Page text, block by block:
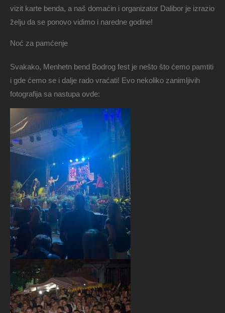
vizit karte benda, a naš domaćin i organizator Dalibor je izrazio
želju da se ponovo vidimo i naredne godine!
Noć za pamćenje
Svakako, Menhetn bend Bodrog fest je nešto što ćemo pamtiti
i gde ćemo se i dalje rado vraćati! Evo nekoliko zanimljivih
fotografija sa nastupa ovde: